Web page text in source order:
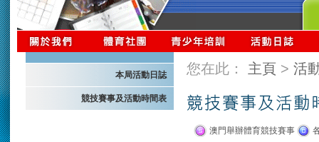
本局活動日誌
競技賽事及活動時間表
您在此： 主頁 > 活
澳門舉辦體育競技賽事